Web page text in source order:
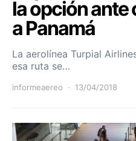
la opción ante
a Panamá
La aerolínea Turpial
esa ruta se…
informeaereo 13/04/2018